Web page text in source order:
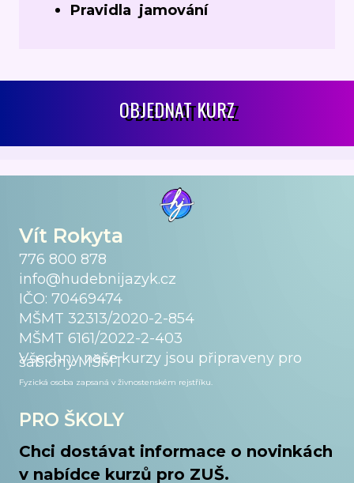
Pravidla jamování
OBJEDNAT KURZ
Vít Rokyta
776 800 878
info@hudebnijazyk.cz
IČO: 70469474
MŠMT 32313/2020-2-854
MŠMT 6161/2022-2-403
Všechny naše kurzy jsou připraveny pro
šablony MŠMT
Fyzická osoba zapsaná v živnostenském rejstříku.
PRO ŠKOLY
Chci dostávat informace o novinkách
v nabídce kurzů pro ZUŠ.